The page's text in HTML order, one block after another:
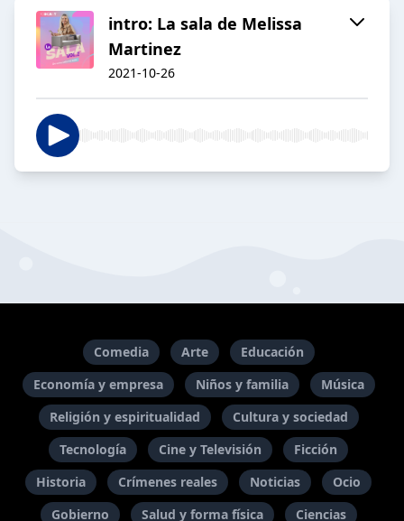
intro: La sala de Melissa
Martinez
2021-10-26
Comedia Arte
Educación
Economía y empresa
Niños y familia
Música
Religión y espiritualidad
Cultura y sociedad
Tecnología
Cine y Televisión
Ficción
Historia
Crímenes reales Noticias
Ocio
Gobierno
Salud y forma física Ciencias